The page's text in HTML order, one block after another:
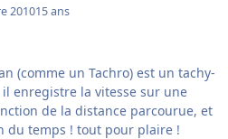
201015 ans
(comme un Tachro) est un tachy-
enregistre la vitesse sur une
de la distance parcourue, et
du temps ! tout pour plaire !